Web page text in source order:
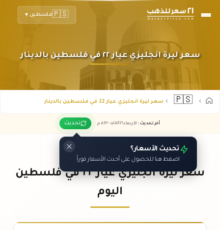
🇵🇸فلسطين ▼
سعر ليرة انجليزي عيار ٢٢ في فلسطين بالدينار
🇵🇸 سعر ليرة انجليزي عيار 22 في فلسطين بالدينار
آخر تحديث : الأربعاء ٠٥ /٠٨/٢٠٢٦ - ٠٨:٢٣ م تحديث
تحديث الأسعار؟
اضغط هنا للحصول على أحدث الأسعار فوراً
سعر ليرة انجليزي عيار ٢٢ في فلسطين
اليوم